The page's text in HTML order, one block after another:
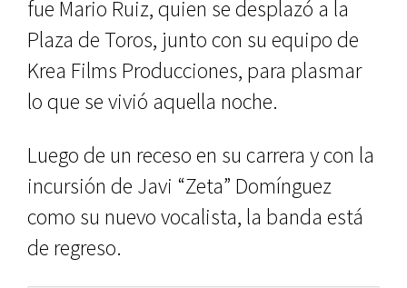
fue Mario Ruiz, quien se desplazó a la
Plaza de Toros, junto con su equipo de
Krea Films Producciones, para plasmar
lo que se vivió aquella noche.
Luego de un receso en su carrera y con la
incursión de Javi “Zeta” Domínguez
como su nuevo vocalista, la banda está
de regreso.